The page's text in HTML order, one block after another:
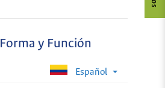
Forma y Función
Español